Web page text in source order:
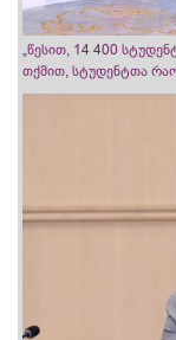
„წესით, 14 400
თქმით, სტუდენტთა